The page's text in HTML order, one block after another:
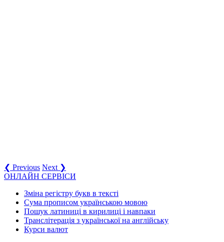
❮ Previous Next ❯
ОНЛАЙН СЕРВІСИ
Зміна регістру букв в тексті
Сума прописом українською мовою
Пошук латиниці в кирилиці і навпаки
Транслітерація з української на англійську
Курси валют